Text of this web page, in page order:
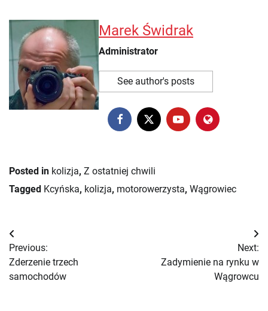
Marek Świdrak
Administrator
See author's posts
Posted in kolizja, Z ostatniej chwili
Tagged Kcyńska, kolizja, motorowerzysta, Wągrowiec
Nawigacja
wpisu
Previous:
Zderzenie trzech
samochodów
Next:
Zadymienie na rynku w
Wągrowcu